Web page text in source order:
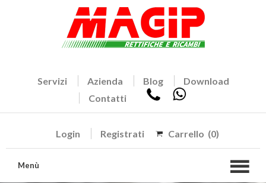
Servizi Azienda Blog
Download
Contatti
Login Registrati Carrello (0)
Menù